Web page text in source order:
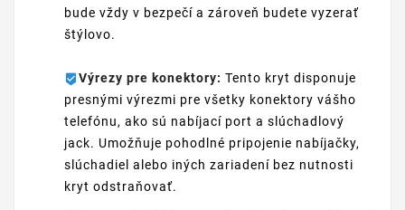
bude vždy v bezpečí a zároveň budete vyzerať
štýlovo.
Výrezy pre konektory: Tento kryt disponuje
presnými výrezmi pre všetky konektory vášho
telefónu, ako sú nabíjací port a slúchadlový
jack. Umožňuje pohodlné pripojenie nabíjačky,
slúchadiel alebo iných zariadení bez nutnosti
kryt odstraňovať.